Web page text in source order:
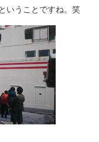
いうことですね。笑